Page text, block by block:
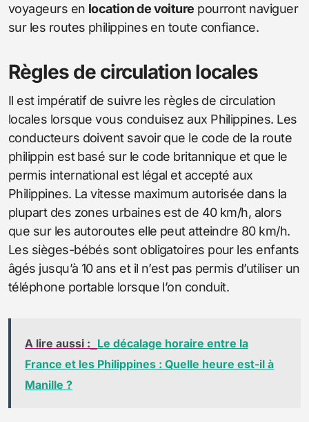
voyageurs en location de voiture pourront naviguer
sur les routes philippines en toute confiance.
Règles de circulation locales
Il est impératif de suivre les règles de circulation
locales lorsque vous conduisez aux Philippines. Les
conducteurs doivent savoir que le code de la route
philippin est basé sur le code britannique et que le
permis international est légal et accepté aux
Philippines. La vitesse maximum autorisée dans la
plupart des zones urbaines est de 40 km/h, alors
que sur les autoroutes elle peut atteindre 80 km/h.
Les sièges-bébés sont obligatoires pour les enfants
âgés jusqu’à 10 ans et il n’est pas permis d’utiliser un
téléphone portable lorsque l’on conduit.
A lire aussi : Le décalage horaire entre la
France et les Philippines : Quelle heure est-il à
Manille ?